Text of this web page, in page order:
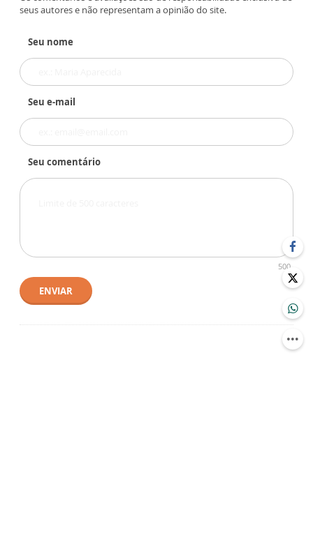
seus autores e não representam a opinião do site.
Seu nome
Seu e-mail
Seu comentário
500
ENVIAR